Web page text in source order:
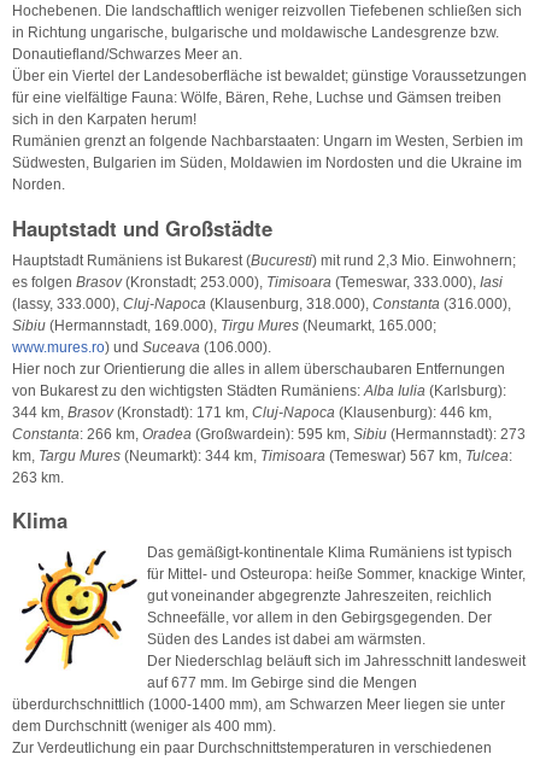
Hochebenen. Die landschaftlich weniger reizvollen Tiefebenen schließen sich
in Richtung ungarische, bulgarische und moldawische Landesgrenze bzw.
Donautiefland/Schwarzes Meer an.
Über ein Viertel der Landesoberfläche ist bewaldet; günstige Voraussetzungen
für eine vielfältige Fauna: Wölfe, Bären, Rehe, Luchse und Gämsen treiben
sich in den Karpaten herum!
Rumänien grenzt an folgende Nachbarstaaten: Ungarn im Westen, Serbien im
Südwesten, Bulgarien im Süden, Moldawien im Nordosten und die Ukraine im
Norden.
Hauptstadt und Großstädte
Hauptstadt Rumäniens ist Bukarest (Bucuresti) mit rund 2,3 Mio. Einwohnern;
es folgen Brasov(Kronstadt; 253.000), Timisoara (Temeswar, 333.000), Iasi
(Iassy, 333.000), Cluj-Napoca (Klausenburg, 318.000), Constanta (316.000),
Sibiu (Hermannstadt, 169.000), Tirgu Mures (Neumarkt, 165.000;
www.mures.ro) und Suceava (106.000).
Hier noch zur Orientierung die alles in allem überschaubaren Entfernungen
von Bukarest zu den wichtigsten Städten Rumäniens: Alba Iulia (Karlsburg):
344 km, Brasov(Kronstadt): 171 km, Cluj-Napoca (Klausenburg): 446 km,
Constanta: 266 km, Oradea (Großwardein): 595 km, Sibiu (Hermannstadt): 273
km, Targu Mures (Neumarkt): 344 km, Timisoara (Temeswar) 567 km, Tulcea:
263 km.
Klima
Das gemäßigt-kontinentale Klima Rumäniens ist typisch
für Mittel- und Osteuropa: heiße Sommer, knackige Winter,
gut voneinander abgegrenzte Jahreszeiten, reichlich
Schneefälle, vor allem in den Gebirgsgegenden. Der
Süden des Landes ist dabei am wärmsten.
Der Niederschlag beläuft sich im Jahresschnitt landesweit
auf 677 mm. Im Gebirge sind die Mengen
überdurchschnittlich (1000-1400 mm), am Schwarzen Meer liegen sie unter
dem Durchschnitt (weniger als 400 mm).
Zur Verdeutlichung ein paar Durchschnittstemperaturen in verschiedenen